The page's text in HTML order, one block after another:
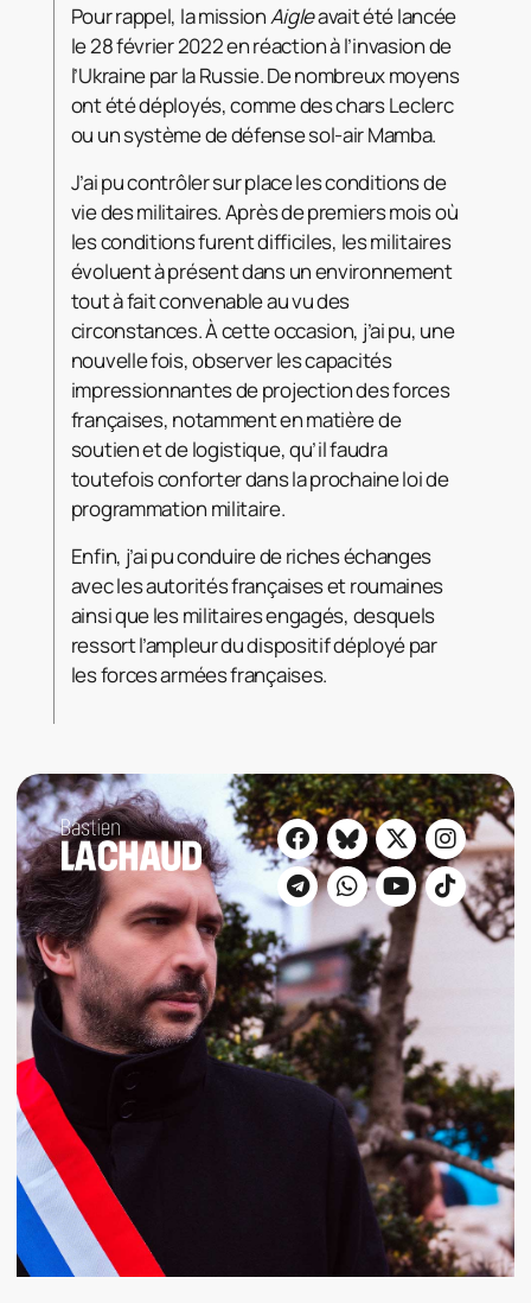
Pour rappel, la missionAigleavait été lancée
le 28 février 2022 en réaction à l’invasion de
l’Ukraine par la Russie. De nombreux moyens
ont été déployés, comme des chars Leclerc
ou un système de défense sol-air Mamba.
J’ai pu contrôler sur place les conditions de
vie des militaires. Après de premiers mois où
les conditions furent difficiles, les militaires
évoluent à présent dans un environnement
tout à fait convenable au vu des
circonstances. À cette occasion, j’ai pu, une
nouvelle fois, observer les capacités
impressionnantes de projection des forces
françaises, notamment en matière de
soutien et de logistique, qu’il faudra
toutefois conforter dans la prochaine loi de
programmation militaire.
Enfin, j’ai pu conduire de riches échanges
avec les autorités françaises et roumaines
ainsi que les militaires engagés, desquels
ressort l’ampleur du dispositif déployé par
les forces armées françaises.